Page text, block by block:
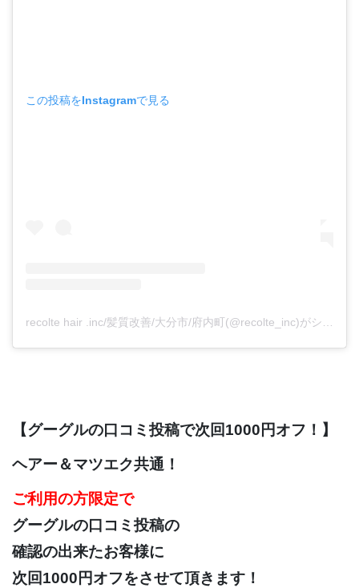
この投稿をInstagramで見る
recolte hair .inc/髪質改善/大分市/府内町(@recolte_inc)がシェアした投稿
【グーグルの口コミ投稿で次回1000円オフ！】
ヘアー＆マツエク共通！
ご利用の方限定で
グーグルの口コミ投稿の
確認の出来たお客様に
次回1000円オフをさせて頂きます！